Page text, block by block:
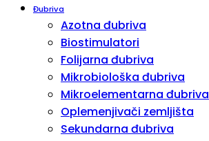
Đubriva
Azotna đubriva
Biostimulatori
Folijarna đubriva
Mikrobiološka đubriva
Mikroelementarna đubriva
Oplemenjivači zemljišta
Sekundarna đubriva